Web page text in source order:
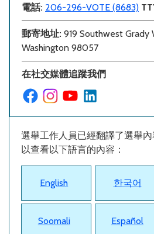
電話: 206-296-VOTE (8683)
郵寄地址: 919 Southwest Grady
Washington 98057
在社交媒體追蹤我們
選舉工作人員已經翻譯了選舉
以查看以下語言的內容：
English 한국어
Soomali Español